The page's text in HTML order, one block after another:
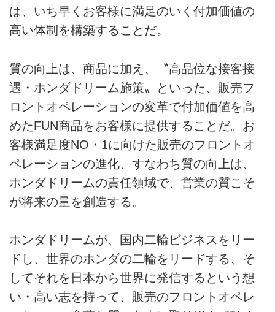
は、いち早くお客様に満足のいく付加価値の
高い体制を構築することだ。
質の向上は、商品に加え、〝高品位な接客接
遇・ホンダドリーム施策〟といった、販売フ
ロントオペレーションの変革で付加価値を高
めたFUN商品をお客様に提供することだ。お
客様満足度NO・1に向けた販売のフロントオ
ペレーションの進化、すなわち質の向上は、
ホンダドリームの責任領域で、営業の質こそ
が将来の量を創造する。
ホンダドリームが、国内二輪ビジネスをリー
ドし、世界のホンダの二輪をリードする、そ
してそれを日本から世界に発信するという想
い・高い志を持って、販売のフロントオペレ